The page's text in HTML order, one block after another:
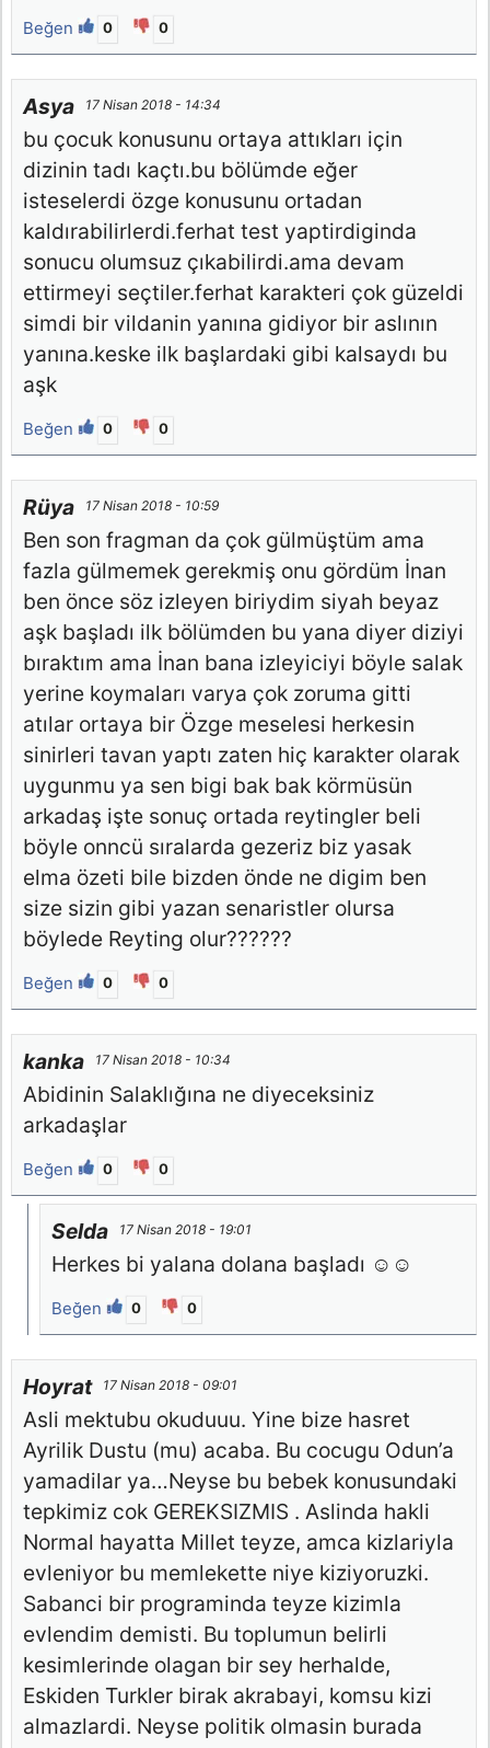
Beğen 0 0
Asya 17 Nisan 2018 - 14:34
bu çocuk konusunu ortaya attıkları için
dizinin tadı kaçtı.bu bölümde eğer
isteselerdi özge konusunu ortadan
kaldırabilirlerdi.ferhat test yaptirdiginda
sonucu olumsuz çıkabilirdi.ama devam
ettirmeyi seçtiler.ferhat karakteri çok güzeldi
simdi bir vildanin yanına gidiyor bir aslının
yanına.keske ilk başlardaki gibi kalsaydı bu
aşk
Beğen 0 0
Rüya 17 Nisan 2018 - 10:59
Ben son fragman da çok gülmüştüm ama
fazla gülmemek gerekmiş onu gördüm İnan
ben önce söz izleyen biriydim siyah beyaz
aşk başladı ilk bölümden bu yana diyer diziyi
bıraktım ama İnan bana izleyiciyi böyle salak
yerine koymaları varya çok zoruma gitti
atılar ortaya bir Özge meselesi herkesin
sinirleri tavan yaptı zaten hiç karakter olarak
uygunmu ya sen bigi bak bak körmüsün
arkadaş işte sonuç ortada reytingler beli
böyle onncü sıralarda gezeriz biz yasak
elma özeti bile bizden önde ne digim ben
size sizin gibi yazan senaristler olursa
böylede Reyting olur??????
Beğen 0 0
kanka 17 Nisan 2018 - 10:34
Abidinin Salaklığına ne diyeceksiniz
arkadaşlar
Beğen 0 0
Selda 17 Nisan 2018 - 19:01
Herkes bi yalana dolana başladı ☺☺
Beğen 0 0
Hoyrat 17 Nisan 2018 - 09:01
Asli mektubu okuduuu. Yine bize hasret
Ayrilik Dustu (mu) acaba. Bu cocugu Odun’a
yamadilar ya…Neyse bu bebek konusundaki
tepkimiz cok GEREKSIZMIS . Aslinda hakli
Normal hayatta Millet teyze, amca kizlariyla
evleniyor bu memlekette niye kiziyoruzki.
Sabanci bir programinda teyze kizimla
evlendim demisti. Bu toplumun belirli
kesimlerinde olagan bir sey herhalde,
Eskiden Turkler birak akrabayi, komsu kizi
almazlardi. Neyse politik olmasin burada